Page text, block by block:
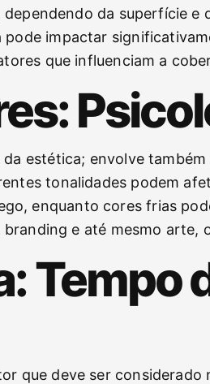
da superfície e
impactar
que influenciam a
estética; envolve
tonalidades podem
enquanto cores frias
e até mesmo arte,
Tempo
que deve ser